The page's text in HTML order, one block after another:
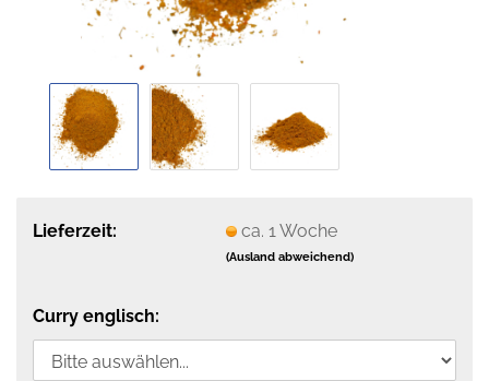
Lieferzeit: ca. 1 Woche
(Ausland abweichend)
Curry englisch: